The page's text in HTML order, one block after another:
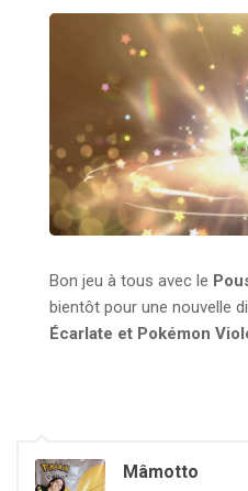
Bon jeu à tous avec le
bientôt pour une nouvelle
Écarlate et Pokémon
Mâmotto